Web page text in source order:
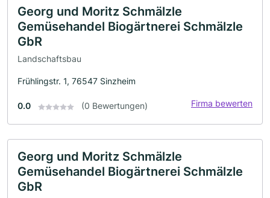
Georg und Moritz Schmälzle
Gemüsehandel Biogärtnerei Schmälzle
GbR
Landschaftsbau
Frühlingstr. 1, 76547 Sinzheim
0.0 (0 Bewertungen) Firma bewerten
Georg und Moritz Schmälzle
Gemüsehandel Biogärtnerei Schmälzle
GbR